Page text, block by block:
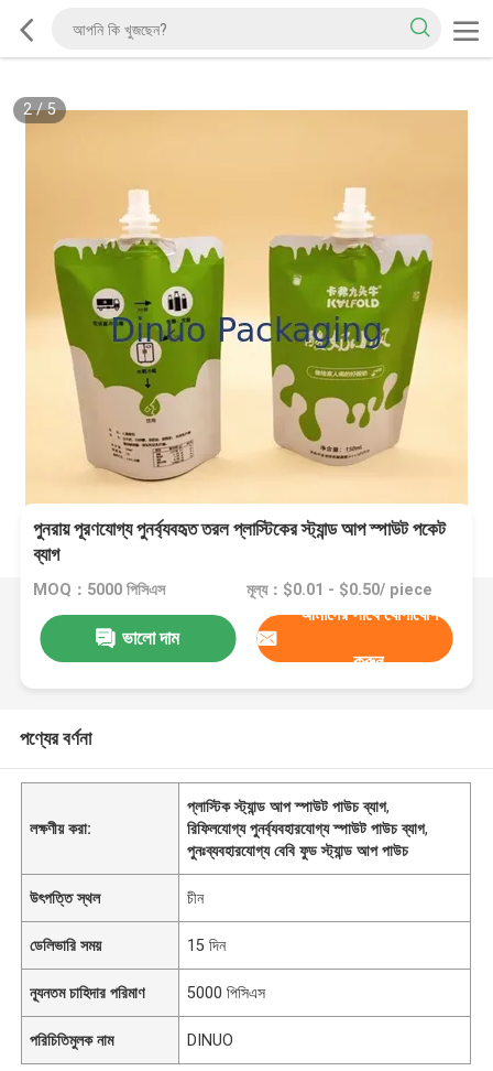
2/5
পুনরায় পূরণযোগ্য পুনর্ব্যবহৃত তরল প্লাস্টিকের স্ট্যান্ড আপ স্পাউট পকেট
ব্যাগ
MOQ：5000 পিসিএস মূল্য：$0.01 - $0.50/ piece
ভালো দাম
আমাদের সাথে যোগাযোগ
করুন
পণ্যের বর্ণনা
লক্ষণীয় করা:
প্লাস্টিক স্ট্যান্ড আপ স্পাউট পাউচ ব্যাগ,
রিফিলযোগ্য পুনর্ব্যবহারযোগ্য স্পাউট পাউচ ব্যাগ,
পুনঃব্যবহারযোগ্য বেবি ফুড স্ট্যান্ড আপ পাউচ
উৎপত্তি স্থল চীন
ডেলিভারি সময় 15 দিন
ন্যূনতম চাহিদার পরিমাণ 5000 পিসিএস
পরিচিতিমুলক নাম DINUO